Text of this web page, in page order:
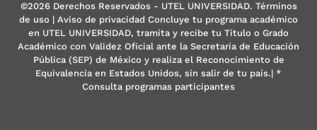
©2026 Derechos Reservados - UTEL UNIVERSIDAD. Términos
de uso | Aviso de privacidad Concluye tu programa académico
en UTEL UNIVERSIDAD, tramita y recibe tu Título o Grado
Académico con Validez Oficial ante la Secretaría de Educación
Pública (SEP) de México y realiza el Reconocimiento de
Equivalencia en Estados Unidos, sin salir de tu país.| *
Consulta programas participantes